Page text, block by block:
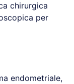
chirurgica
per
endometriale,